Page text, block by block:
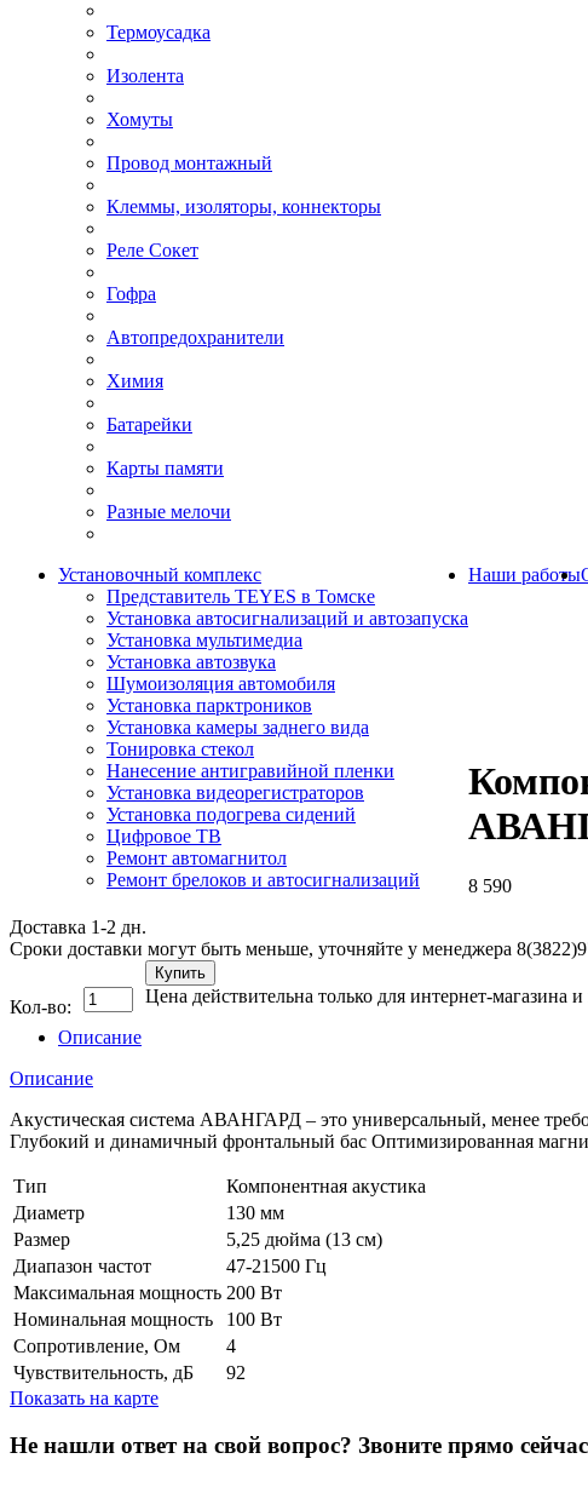
Термоусадка
Изолента
Хомуты
Провод монтажный
Клеммы, изоляторы, коннекторы
Реле Сокет
Гофра
Автопредохранители
Химия
Батарейки
Карты памяти
Разные мелочи
Установочный комплекс
Представитель TEYES в Томске
Установка автосигнализаций и автозапуска
Установка мультимедиа
Установка автозвука
Шумоизоляция автомобиля
Установка парктроников
Установка камеры заднего вида
Тонировка стекол
Нанесение антигравийной пленки
Установка видеорегистраторов
Установка подогрева сидений
Цифровое ТВ
Ремонт автомагнитол
Ремонт брелоков и автосигнализаций
Наши работы
8 590
Доставка 1-2 дн.
Сроки доставки могут быть меньше, уточняйте у менеджера
Кол-во:
Купить
Цена действительна только для интернет-магазина
Описание
Описание
Акустическая система АВАНГАРД – это универсальный, менее
Глубокий и динамичный фронтальный бас Оптимизированная
Тип
Компонентная акустика
Диаметр
130 мм
Размер
5,25 дюйма (13 см)
Диапазон частот
47-21500 Гц
Максимальная мощность 200 Вт
Номинальная мощность
100 Вт
Сопротивление, Ом
4
Чувствительность, дБ
92
Показать на карте
Не нашли ответ на свой вопрос? Звоните прямо